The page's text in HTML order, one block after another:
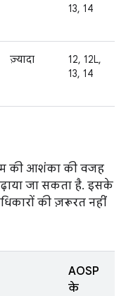
13, 14
ज़्यादा
12, 12L,
13, 14
की आशंका की वजह
जा सकता है. इसके
की ज़रूरत नहीं
AOSP
के